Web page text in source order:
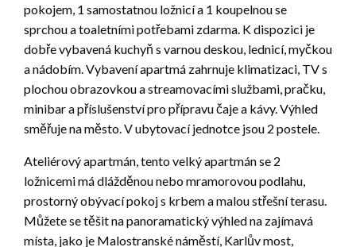
pokojem, 1 samostatnou ložnicí a 1 koupelnou se
sprchou a toaletními potřebami zdarma. K dispozici je
dobře vybavená kuchyň s varnou deskou, lednicí, myčkou
a nádobím. Vybavení apartmá zahrnuje klimatizaci, TV s
plochou obrazovkou a streamovacími službami, pračku,
minibar a příslušenství pro přípravu čaje a kávy. Výhled
směřuje na město. V ubytovací jednotce jsou 2 postele.
Ateliérový apartmán, tento velký apartmán se 2
ložnicemi má dlážděnou nebo mramorovou podlahu,
prostorný obývací pokoj s krbem a malou střešní terasu.
Můžete se těšit na panoramatický výhled na zajímavá
místa, jako je Malostranské náměstí, Karlův most,